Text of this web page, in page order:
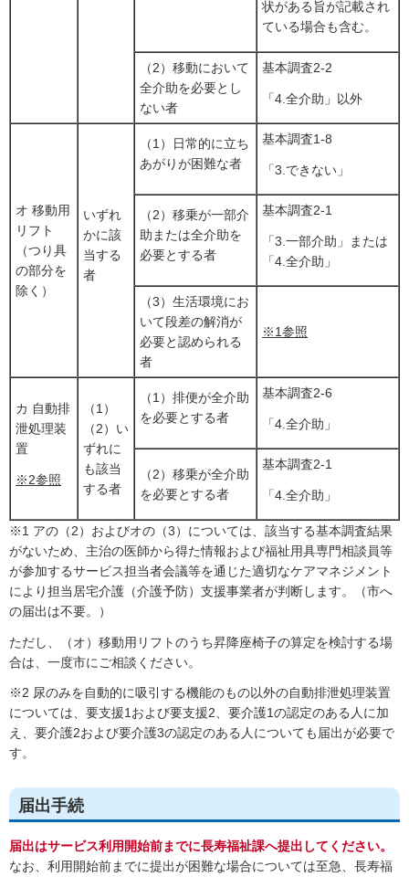
状がある旨が記載され
ている場合も含む。
（2）移動において
全介助を必要とし
ない者
基本調査2-2
「4.全介助」以外
オ 移動用
リフト
（つり具
の部分を
除く）
いずれ
かに該
当する
者
（1）日常的に立ち
あがりが困難な者
基本調査1-8
「3.できない」
（2）移乗が一部介
助または全介助を
必要とする者
基本調査2-1
「3.一部介助」または
「4.全介助」
（3）生活環境にお
いて段差の解消が
必要と認められる
者
※1参照
カ 自動排
泄処理装
置
※2参照
（1）
（2）い
ずれに
も該当
する者
（1）排便が全介助
を必要とする者
基本調査2-6
「4.全介助」
（2）移乗が全介助
を必要とする者
基本調査2-1
「4.全介助」
※1 アの（2）およびオの（3）については、該当する基本調査結果
がないため、主治の医師から得た情報および福祉用具専門相談員等
が参加するサービス担当者会議等を通じた適切なケアマネジメント
により担当居宅介護（介護予防）支援事業者が判断します。（市へ
の届出は不要。）
ただし、（オ）移動用リフトのうち昇降座椅子の算定を検討する場
合は、一度市にご相談ください。
※2 尿のみを自動的に吸引する機能のもの以外の自動排泄処理装置
については、要支援1および要支援2、要介護1の認定のある人に加
え、要介護2および要介護3の認定のある人についても届出が必要で
す。
届出手続
届出はサービス利用開始前までに長寿福祉課へ提出してください。
なお、利用開始前までに提出が困難な場合については至急、長寿福